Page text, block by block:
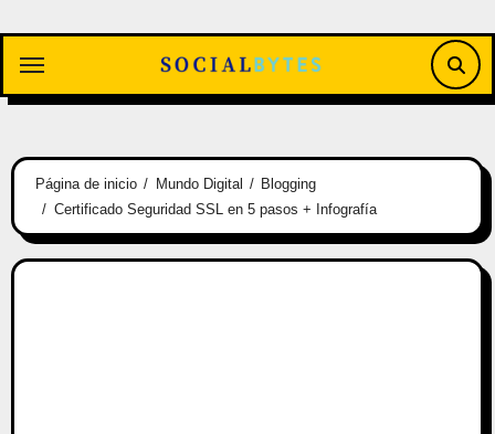
contenido
Página de inicio Mundo Digital
Blogging
Certificado Seguridad SSL en 5 pasos + Infografía